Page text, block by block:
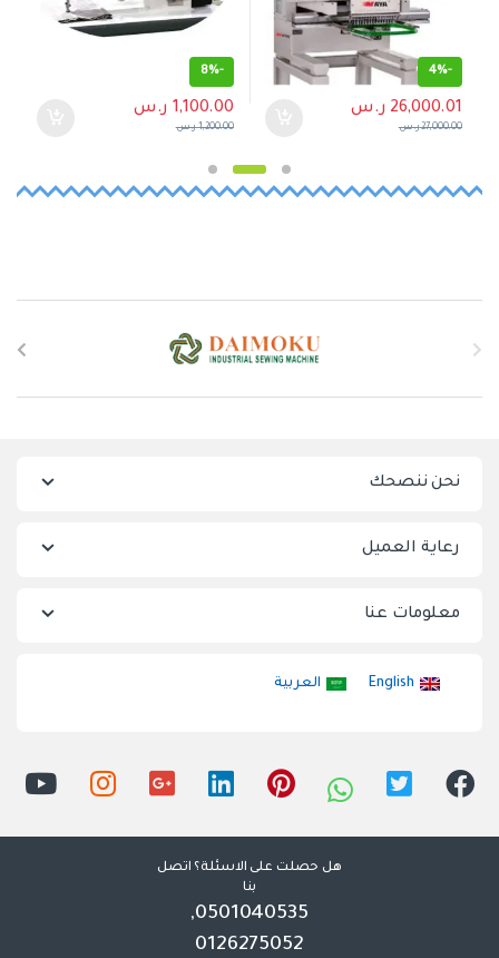
-
4%
26,000.01 ر.س
27,000.00 ر.س
-
8%
1,100.00 ر.س
1,200.00 ر.س
نحن ننصحك
رعاية العميل
معلومات عنا
English العربية
هل حصلت على الاسئلة؟ اتصل
بنا
0501040535,
0126275052